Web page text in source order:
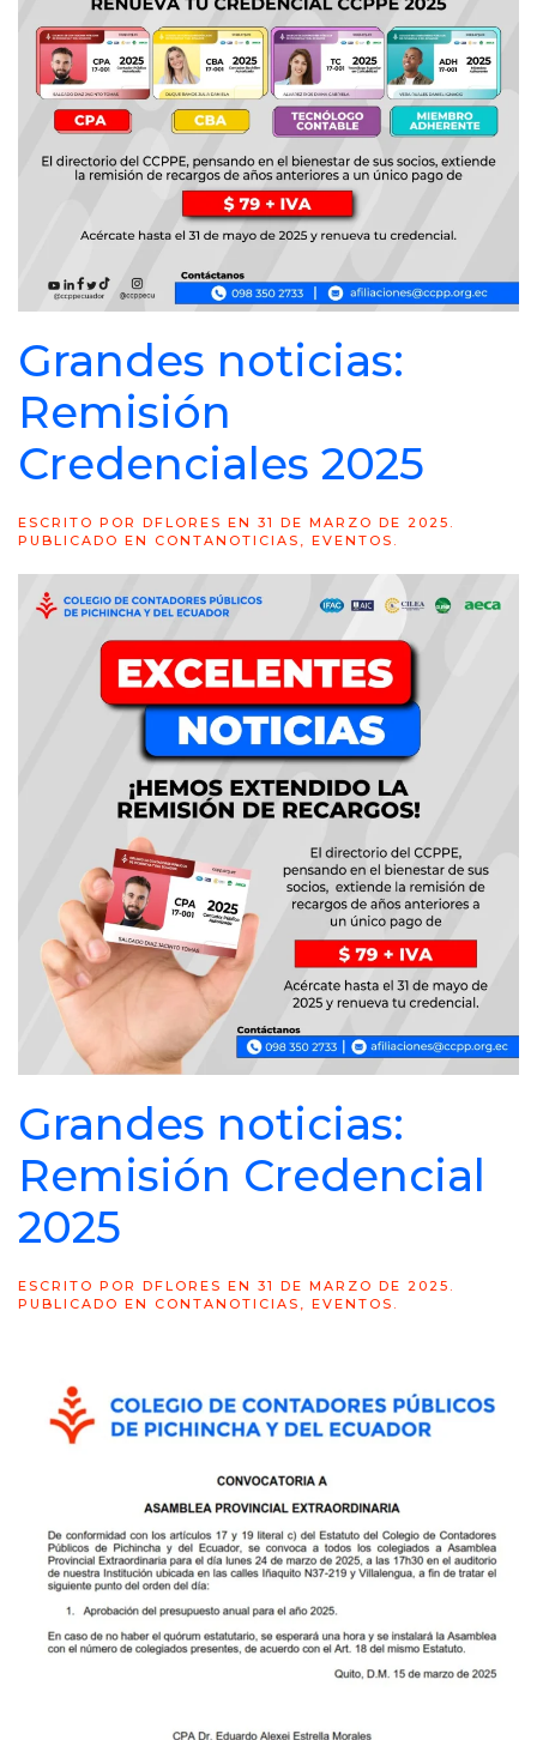
Grandes noticias:
Remisión
Credenciales 2025
ESCRITO POR DFLORES EN 31 DE MARZO DE 2025 .
PUBLICADO EN CONTANOTICIAS , EVENTOS .
Grandes noticias:
Remisión Credencial
2025
ESCRITO POR DFLORES EN 31 DE MARZO DE 2025 .
PUBLICADO EN CONTANOTICIAS , EVENTOS .